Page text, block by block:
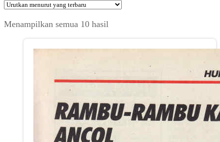
Menampilkan semua 10 hasil
yang